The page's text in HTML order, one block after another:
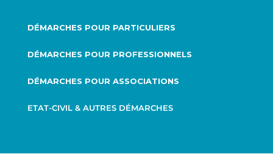
DÉMARCHES POUR PARTICULIERS
DÉMARCHES POUR PROFESSIONNELS
DÉMARCHES POUR ASSOCIATIONS
ETAT-CIVIL & AUTRES DÉMARCHES